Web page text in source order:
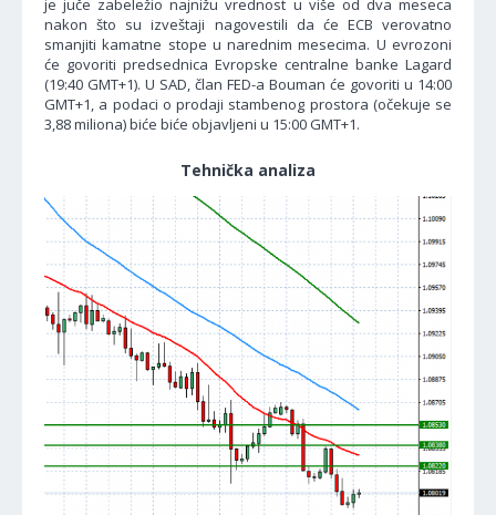
je juče zabeležio najnižu vrednost u više od dva meseca
nakon što su izveštaji nagovestili da će ECB verovatno
smanjiti kamatne stope u narednim mesecima. U evrozoni
će govoriti predsednica Evropske centralne banke Lagard
(19:40 GMT+1). U SAD, član FED-a Bouman će govoriti u 14:00
GMT+1, a podaci o prodaji stambenog prostora (očekuje se
3,88 miliona) biće biće objavljeni u 15:00 GMT+1.
Tehnička analiza